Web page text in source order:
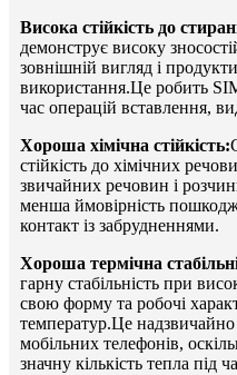
Висока стійкість до
демонструє високу
зовнішній вигляд і
використання.Це робить
час операцій вставлення,
Хороша хімічна стійкість:
стійкість до хімічних
звичайних речовин і
менша ймовірність
контакт із забрудненнями.
Хороша термічна
гарну стабільність при
свою форму та робочі
температур.Це
мобільних телефонів,
значну кількість тепла під